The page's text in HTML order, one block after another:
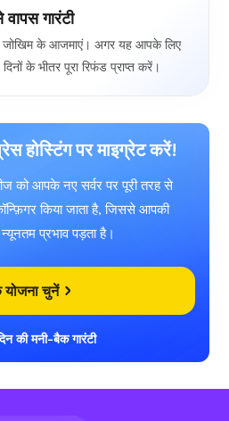
गारंटी
जोखिम के आजमाएं। अगर यह आपके लिए
के भीतर पूरा रिफंड प्राप्त करें।
होस्टिंग पर माइग्रेट करें!
को आपके नए सर्वर पर पूरी तरह से
किया जाता है, जिससे आपकी
प्रभाव पड़ता है।
योजना चुनें
की मनी-बैक गारंटी